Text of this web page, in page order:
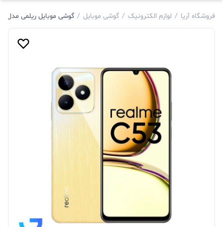
فروشگاه آریا / لوازم الکترونیک / گوشی موبایل / گوشی موبایل ریلمی مدل Realme C53 RMX3760 NFC دو سیم کارت ظرفیت 128 رم 6 گیگابایت